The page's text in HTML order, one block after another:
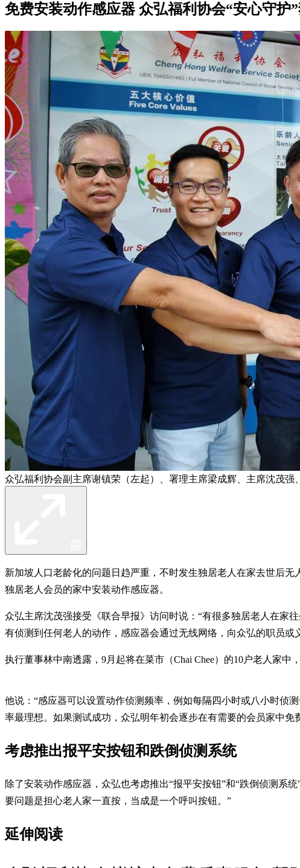
免费安装动作感应器 众弘福利协会“安心守护
众弘福利协会副主席谢镇荣（左起）、署理主席梁成辉、主席沈茂
新加坡人口老龄化的问题日趋严重，不时发生独居老人在家去世后
独居老人会员的家中安装动作感应器。
众弘主席沈茂强接受《联合早报》访问时说：“有很多独居老人在家
有侦测到任何老人的动作，感应器会通过无线网络，向众弘的职员
执行董事林中南透露，9月起将在菜市（Chai Chee）的10户老人家中
他说：“感应器可以设置动作侦测频率，例如每隔四小时或八小时侦
率最理想。如果测试成功，众弘明年初会逐步在有需要的会员家中
考虑推出报平安按钮和跌倒侦测系统
除了安装动作感应器，众弘也考虑推出“报平安按钮”和“跌倒侦测系
要问题是担心老人家一直按，当成是一个呼叫按钮。”
延伸阅读